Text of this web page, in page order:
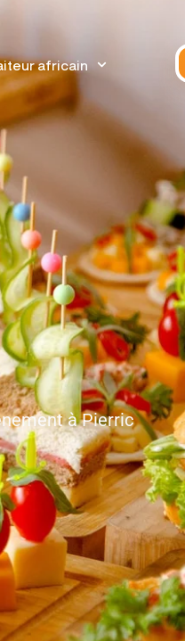
africain
à Pierric